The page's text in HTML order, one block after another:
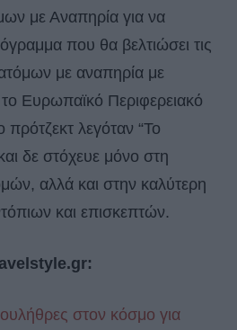
με Αναπηρία για να
που θα βελτιώσει τις
με αναπηρία με
Ευρωπαϊκό Περιφερειακό
λεγόταν “Το
δε στόχευε μόνο στη
αλλά και στην καλύτερη
και επισκεπτών.
στον κόσμο για